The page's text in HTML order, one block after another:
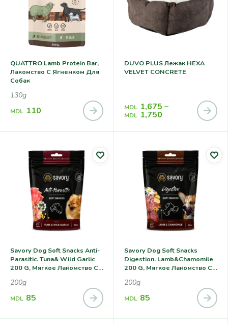
QUATTRO Lamb Protein Bar,
Лакомство С Ягненком Для
Собак
130g
MDL 110
DUVO PLUS Лежак HEXA
VELVET CONCRETE
MDL 1,675 –
MDL 1,750
Savory Dog Soft Snacks Anti-
Parasitic. Tuna& Wild Garlic
200 G, Мягкое Лакомство С
С Антипаразитарным
Эффектом Для Собак
200g
MDL 85
Savory Dog Soft Snacks
Digestion. Lamb&Chamomile
200 G, Мягкое Лакомство С
Улучшения Пищеварения У
Собак
200g
MDL 85